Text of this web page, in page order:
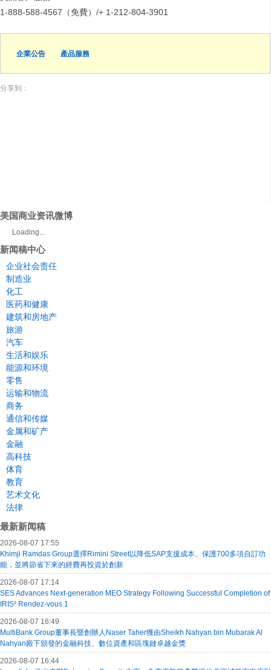
1-888-588-4567（免費）/+ 1-212-804-3901
企業公告 產品服務
分享到：
美国商业资讯微博
Loading...
新闻稿中心
企业社会责任
制造业
化工
医药和健康
建筑和房地产
旅游
汽车
生活和娱乐
能源和环境
零售
运输和物流
商务
通信和传媒
金属和矿产
金融
高科技
体育
教育
艺术文化
法律
最新新闻稿
2026-08-07 17:55
Khimji Ramdas Group選擇Rimini Street以降低SAP支援成本、保護700多項自訂功
能，並將節省下來的經費再投資於創新
2026-08-07 17:14
SES Advances Next-generation MEO Strategy Following Successful Completion of
IRIS² Rendez-vous 1
2026-08-07 16:49
MultiBank Group董事長暨創辦人Naser Taher獲由Sheikh Nahyan bin Mubarak Al
Nahyan殿下頒發的金融科技、數位資產和區塊鏈卓越金獎
2026-08-07 16:44